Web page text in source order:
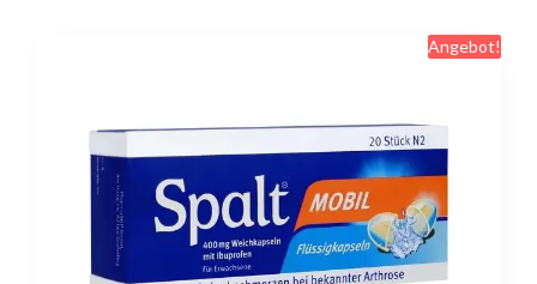
Angebot!